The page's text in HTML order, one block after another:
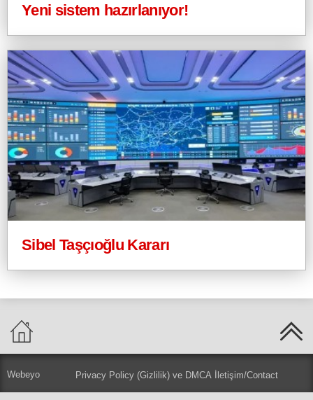
Yeni sistem hazırlanıyor!
Sibel Taşçıoğlu Kararı
Webeyo Privacy Policy (Gizlilik) ve DMCA İletişim/Contact